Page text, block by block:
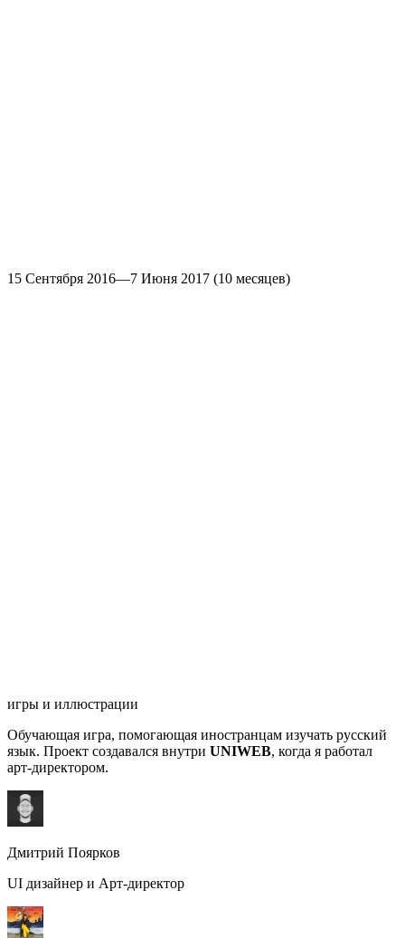
15 Сентября 2016—7 Июня 2017 (10 месяцев)
игры и иллюстрации
Обучающая игра, помогающая иностранцам изучать русский
язык. Проект создавался внутри UNIWEB, когда я работал
арт-директором.
Дмитрий Поярков
UI дизайнер и Арт-директор